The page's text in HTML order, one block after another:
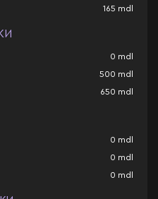
165 mdl
0 mdl
500 mdl
650 mdl
0 mdl
0 mdl
0 mdl